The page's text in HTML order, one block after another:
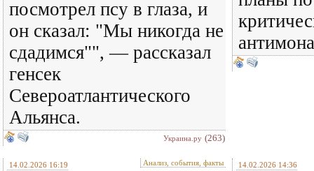
посмотрел псу в глаза, и
он сказал: "Мы никогда не
сдадимся"", — рассказал
генсек
Североатлантического
Альянса.
Украина.ру (263)
14.02.2026 16:19 Анализ, события, факты 14.02.2026 14:36